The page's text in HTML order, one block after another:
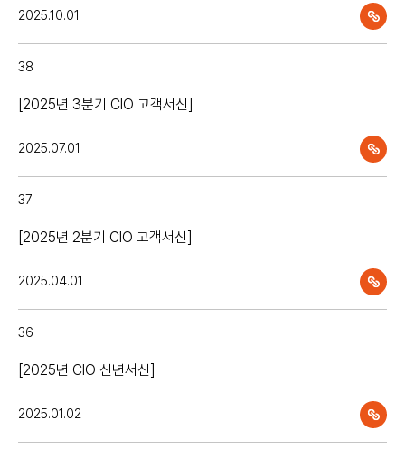
2025.10.01
38
[2025년 3분기 CIO 고객서신]
2025.07.01
37
[2025년 2분기 CIO 고객서신]
2025.04.01
36
[2025년 CIO 신년서신]
2025.01.02